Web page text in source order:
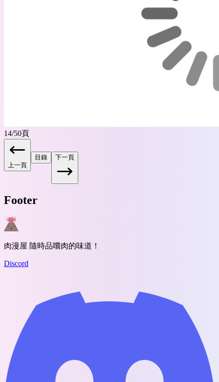
14/50頁
上一頁
目錄 下一頁
Footer
肉漫屋 隨時品嚐肉的味道！
Discord